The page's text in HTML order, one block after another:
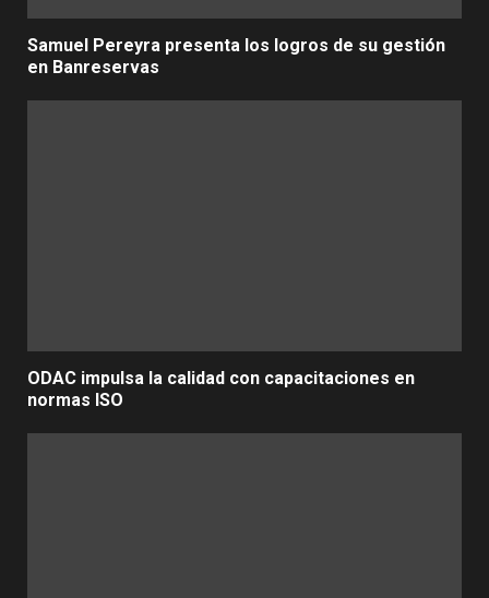
Samuel Pereyra presenta los logros de su gestión
en Banreservas
ODAC impulsa la calidad con capacitaciones en
normas ISO